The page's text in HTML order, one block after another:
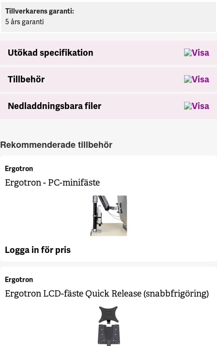
Tillverkarens garanti
5 års garanti
Utökad specifikation
Tillbehör
Nedladdningsbara filer
Rekommenderade tillbehör
Ergotron
Ergotron - PC-minifäste
Logga in för pris
Ergotron
Ergotron LCD-fäste Quick Release (snabbfrigöring)